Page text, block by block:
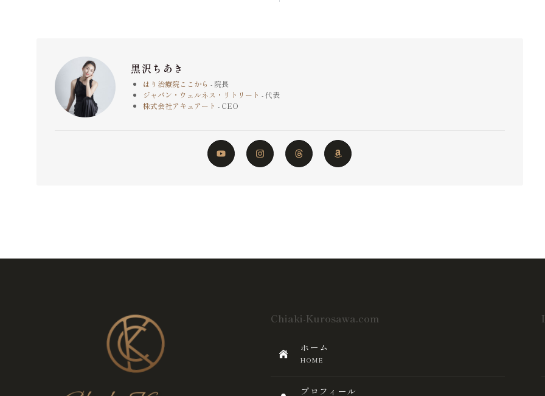
黒沢ちあき
はり治療院ここから - 院長
ジャパン・ウェルネス・リトリート - 代表
株式会社アキュアート - CEO
Chiaki-Kurosawa.com
ホーム
HOME
プロフィール